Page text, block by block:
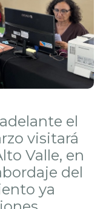
el
visitará
Valle, en
del
ya